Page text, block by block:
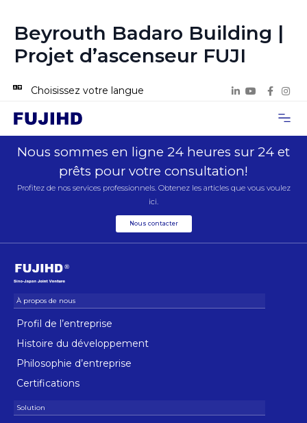
Beyrouth Badaro Building |
Projet d’ascenseur FUJI
Choisissez votre langue
Nous sommes en ligne 24 heures sur 24 et
prêts pour votre consultation!
Profitez de nos services professionnels. Obtenez les articles que vous voulez
ici.
Nous contacter
Profil de l’entreprise
Histoire du développement
Philosophie d’entreprise
Certifications